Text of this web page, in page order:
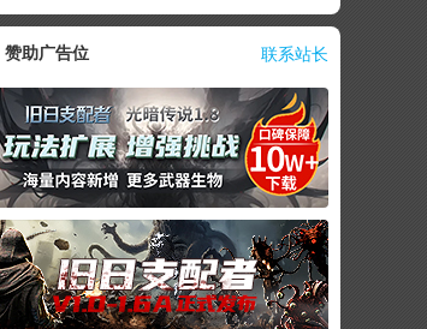
赞助广告位 联系站长